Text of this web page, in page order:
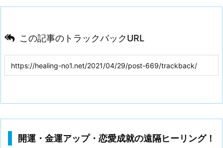
この記事のトラックバックURL
開運・金運アップ・恋愛成就の遠隔ヒーリング！